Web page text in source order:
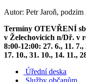
Autor: Petr Jaroň, podzim
Termíny OTEVŘENÍ
v Želechovicích n/Dř. v
8:00-12:00: 27. 6., 11.
17. 10., 31. 10., 14. 11.,
Úřední deska
Služby občanům